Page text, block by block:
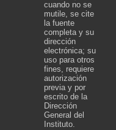
cuando no se
mutile, se cite
la fuente
completa y su
dirección
electrónica; su
uso para otros
fines, requiere
autorización
previa y por
escrito de la
Dirección
General del
Instituto.